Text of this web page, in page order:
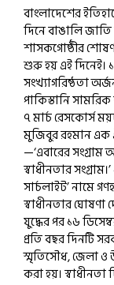
বাংলাদেশের
দিনে বাঙালি জাতি
শাসকগোষ্ঠীর শোষণ
শুরু হয় এই দিনেই।
সংখ্যাগরিষ্ঠতা
পাকিস্তানি
৭ মার্চ রেসকোর্স
মুজিবুর রহমান এক
—‘এবারের সংগ্রাম
স্বাধীনতার
সার্চলাইট’ নামে
স্বাধীনতার ঘোষণা
যুদ্ধের পর ১৬
প্রতি বছর দিনটি
স্মৃতিসৌধ, জেলা ও
করা হয়।